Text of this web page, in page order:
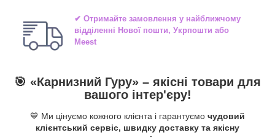
✔ Отримайте замовлення у найближчому
відділенні Нової пошти, Укрпошти або
Meest
🎯 «Карнизний Гуру» – якісні товари для
вашого інтер'єру!
💙 Ми цінуємо кожного клієнта і гарантуємо чудовий
клієнтський сервіс, швидку доставку та якісну